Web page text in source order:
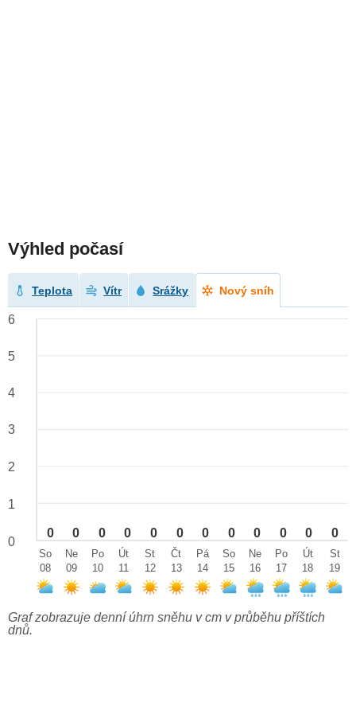
Výhled počasí
Teplota Vítr Srážky Nový sníh
0 0 0 0 0 0 0 0 0 0 0 0
6
5
4
3
2
1
0
So
08
Ne
09
Po
10
Út
11
St
12
Čt
13
Pá
14
So
15
Ne
16
Po
17
Út
18
St
19
Graf zobrazuje denní úhrn sněhu v cm v průběhu příštích
dnů.